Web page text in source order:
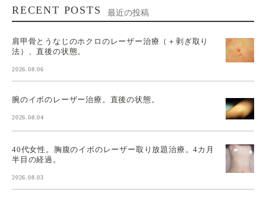
RECENT POSTS 最近の投稿
肩甲骨とうなじのホクロのレーザー治療（＋剥ぎ取り
法）、直後の状態。
2026.08.06
腕のイボのレーザー治療。直後の状態。
2026.08.04
40代女性。胸腹のイボのレーザー取り放題治療。4カ月
半目の経過。
2026.08.03